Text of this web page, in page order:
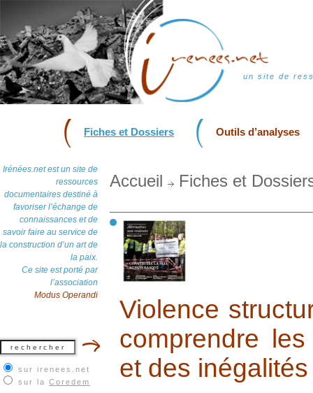
un site de
Fiches et Dossiers Outils d’analyses
Irénées.net est un site de
ressources
documentaires destiné à
favoriser l’échange de
connaissances et de
savoir faire au service de
la construction d’un art de
la paix.
Ce site est porté par
l’association
Modus Operandi
sur irenees.net
sur la Coredem
Accueil Fiches et
Violence
comprendre
et des inégalités